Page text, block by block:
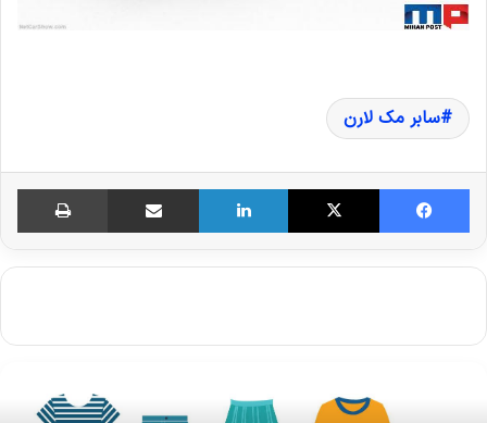
سابر مک لارن
فیس بوک X لینکدین اشتراک گذاری از طریق ایمیل